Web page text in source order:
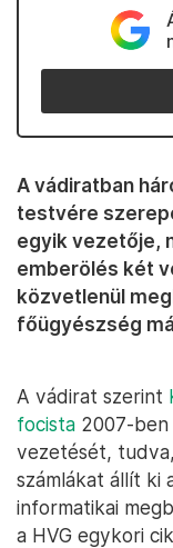
A vádiratban
testvére
egyik vezetője,
emberölés két
közvetlenül
főügyészség
A vádirat szerint
focista 2007-ben
vezetését,
számlákat állít ki
informatikai
a HVG egykori